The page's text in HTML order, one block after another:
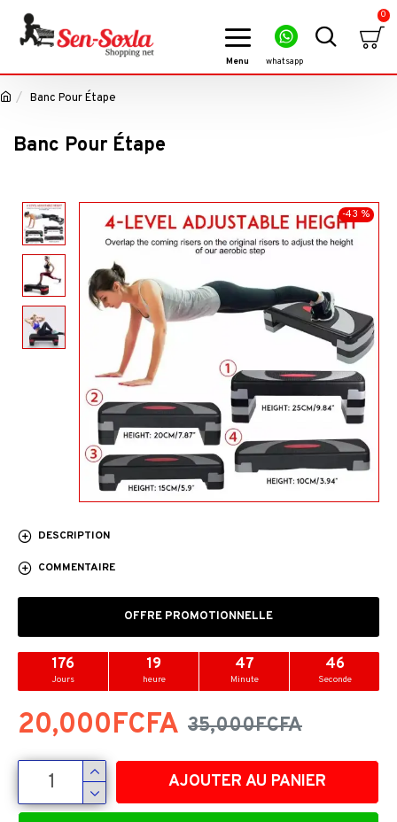
0
Banc Pour Étape
Banc Pour Étape
-43 %
DESCRIPTION
COMMENTAIRE
OFFRE PROMOTIONNELLE
176
Jours
19
heure
47
Minute
45
Seconde
20,000FCFA 35,000FCFA
AJOUTER AU PANIER